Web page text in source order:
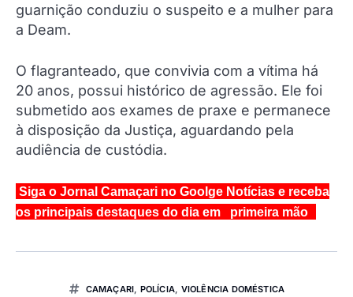
guarnição conduziu o suspeito e a mulher para
a Deam.
O flagranteado, que convivia com a vítima há
20 anos, possui histórico de agressão. Ele foi
submetido aos exames de praxe e permanece
à disposição da Justiça, aguardando pela
audiência de custódia.
Siga o Jornal Camaçari no Goolge Notícias e receba
os principais destaques do dia em primeira mão
CAMAÇARI, POLÍCIA, VIOLÊNCIA DOMÉSTICA